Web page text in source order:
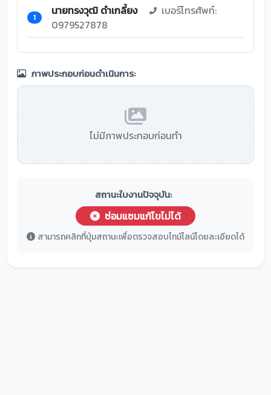
1 นายทรงวุฒิ ดำเกลี้ยง
เบอร์โทรศัพท์:
0979527878
ภาพประกอบก่อนดำเนินการ:
ไม่มีภาพประกอบก่อนทำ
สถานะใบงานปัจจุบัน:
ซ่อมแซมแก้ไขไม่ได้
สามารถคลิกที่ปุ่มสถานะเพื่อตรวจสอบไทม์ไลน์โดยละเอียดได้